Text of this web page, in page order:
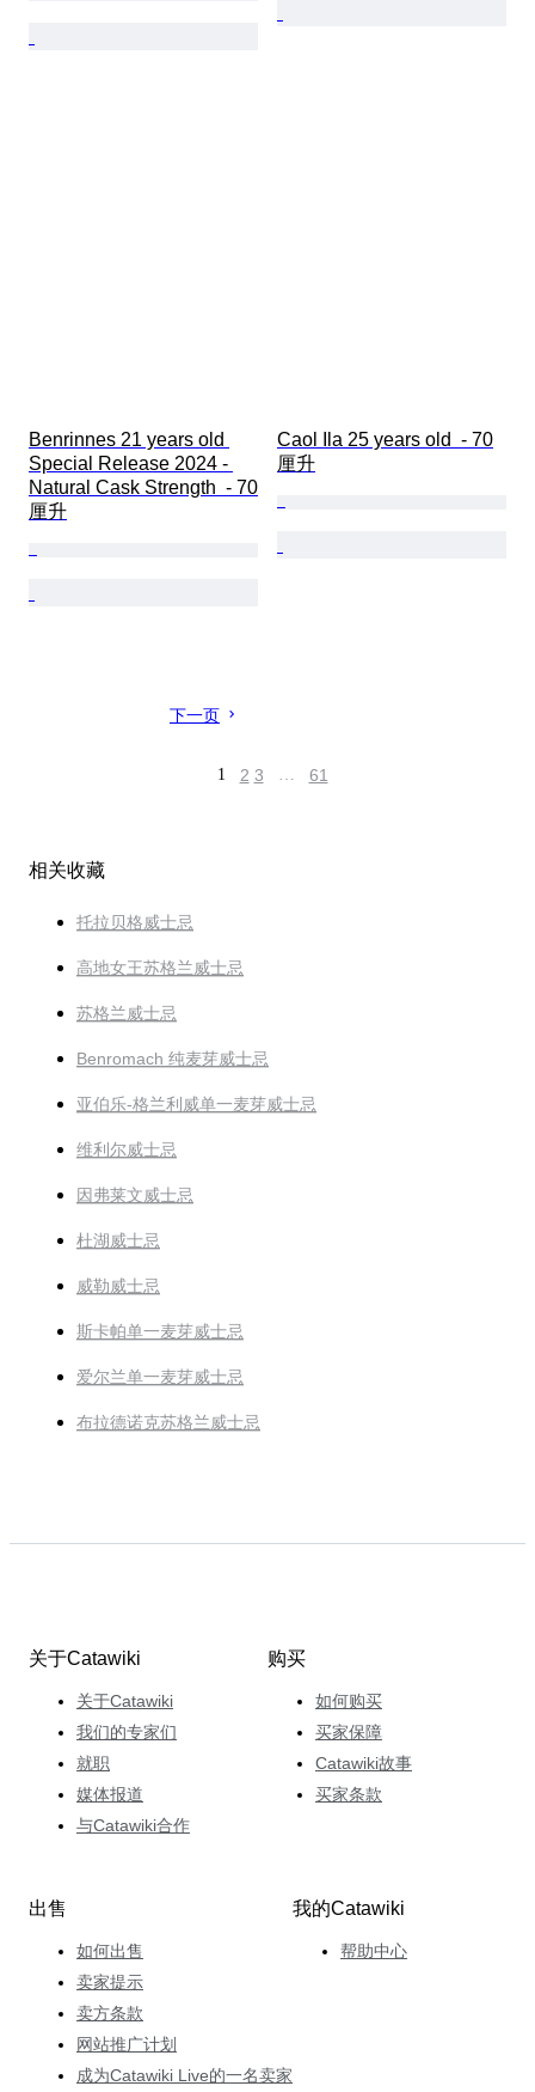
Benrinnes 21 years old
Special Release 2024 -
Natural Cask Strength  - 70
厘升
Caol Ila 25 years old  - 70
厘升
下一页
1 2 3 … 61
相关收藏
托拉贝格威士忌
高地女王苏格兰威士忌
苏格兰威士忌
Benromach 纯麦芽威士忌
亚伯乐-格兰利威单一麦芽威士忌
维利尔威士忌
因弗莱文威士忌
杜湖威士忌
威勒威士忌
斯卡帕单一麦芽威士忌
爱尔兰单一麦芽威士忌
布拉德诺克苏格兰威士忌
关于Catawiki
关于Catawiki
我们的专家们
就职
媒体报道
与Catawiki合作
购买
如何购买
买家保障
Catawiki故事
买家条款
出售
如何出售
卖家提示
卖方条款
网站推广计划
成为Catawiki Live的一名卖家
我的Catawiki
帮助中心